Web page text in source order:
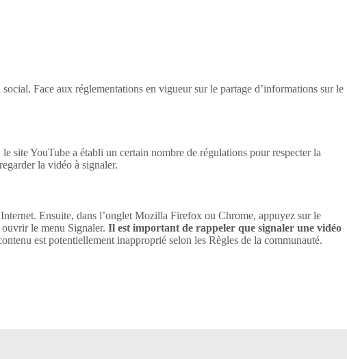
Face aux réglementations en vigueur sur le partage d’informations sur le
site YouTube a établi un certain nombre de régulations pour respecter la
la vidéo à signaler.
Ensuite, dans l’onglet Mozilla Firefox ou Chrome, appuyez sur le
le menu Signaler. Il est important de rappeler que signaler une vidéo
est potentiellement inapproprié selon les Règles de la communauté.